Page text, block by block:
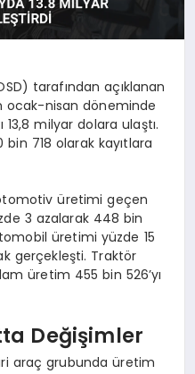
tarafından açıklanan
ocak-nisan döneminde
milyar dolara ulaştı.
718 olarak kayıtlara
üretimi geçen
3 azalarak 448 bin
üretimi yüzde 15
gerçekleşti. Traktör
üretim 455 bin 526’yı
Değişimler
araç grubunda üretim